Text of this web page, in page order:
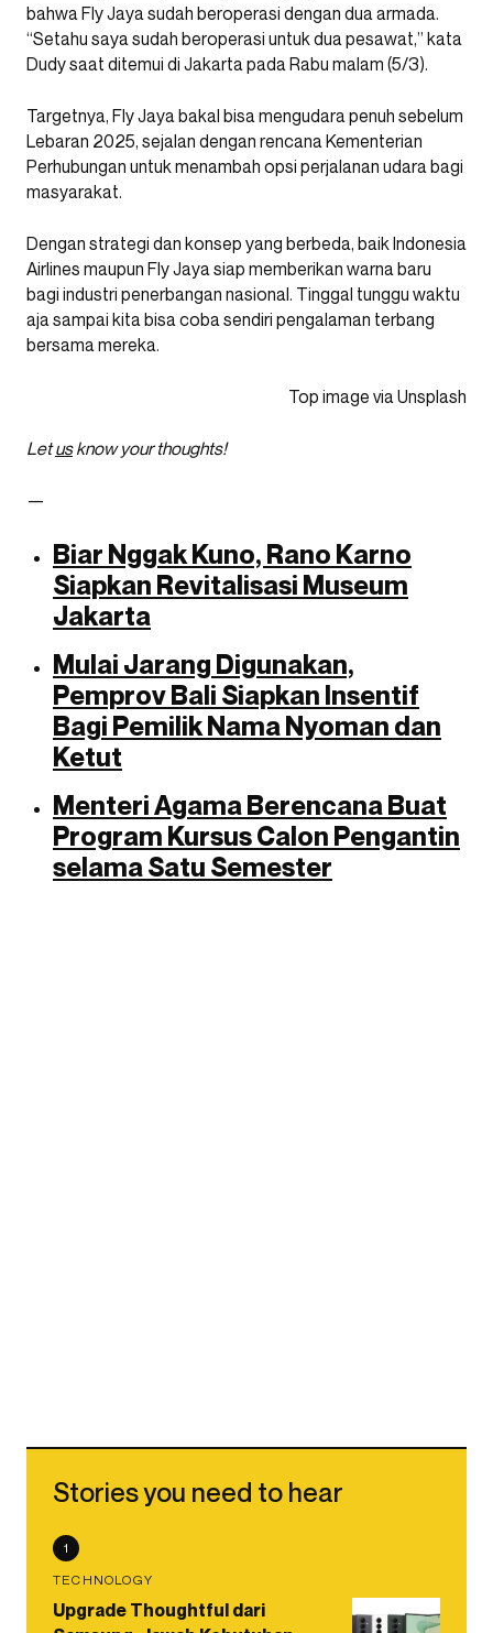
bahwa Fly Jaya sudah beroperasi dengan dua armada.
“Setahu saya sudah beroperasi untuk dua pesawat,” kata
Dudy saat ditemui di Jakarta pada Rabu malam (5/3).
Targetnya, Fly Jaya bakal bisa mengudara penuh sebelum
Lebaran 2025, sejalan dengan rencana Kementerian
Perhubungan untuk menambah opsi perjalanan udara bagi
masyarakat.
Dengan strategi dan konsep yang berbeda, baik Indonesia
Airlines maupun Fly Jaya siap memberikan warna baru
bagi industri penerbangan nasional. Tinggal tunggu waktu
aja sampai kita bisa coba sendiri pengalaman terbang
bersama mereka.
Top image via Unsplash
Letusknow your thoughts!
—
Biar Nggak Kuno, Rano Karno
Siapkan Revitalisasi Museum
Jakarta
Mulai Jarang Digunakan,
Pemprov Bali Siapkan Insentif
Bagi Pemilik Nama Nyoman dan
Ketut
Menteri Agama Berencana Buat
Program Kursus Calon Pengantin
selama Satu Semester
Stories you need to hear
1
TECHNOLOGY
Upgrade Thoughtful dari